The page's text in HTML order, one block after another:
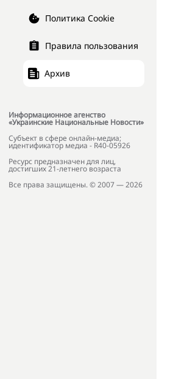
Политика Cookie
Правила пользования
Архив
Информационное агенство
«Украинские Национальные Новости»
Субъект в сфере онлайн-медиа;
идентификатор медиа - R40-05926
Ресурс предназначен для лиц,
достигших 21-летнего возраста
Все права защищены. © 2007 — 2026